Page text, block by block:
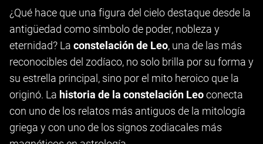
¿Qué hace que una figura del cielo destaque desde la
antigüedad como símbolo de poder, nobleza y
eternidad? La constelación de Leo, una de las más
reconocibles del zodíaco, no solo brilla por su forma y
su estrella principal, sino por el mito heroico que la
originó. La historia de la constelación Leoconecta
con uno de los relatos más antiguos de la mitología
griega y con uno de los signos zodiacales más